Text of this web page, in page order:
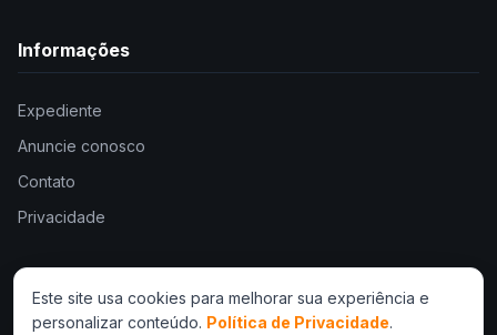
Informações
Expediente
Anuncie conosco
Contato
Privacidade
© 2026 . Todos os direitos reservados.
Este site usa cookies para melhorar sua experiência e
personalizar conteúdo. Política de Privacidade.